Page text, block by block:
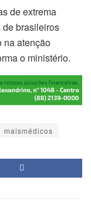
de extrema
de brasileiros
na atenção
o ministério.
maismédicos